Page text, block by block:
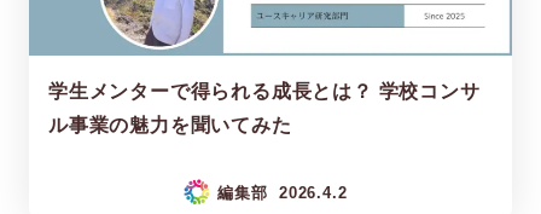
学生メンターで得られる成長とは？ 学校コンサ
ル事業の魅力を聞いてみた
編集部 2026.4.2